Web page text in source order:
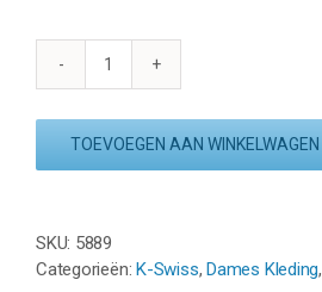
K
POLO
PETAL
aantal
TOEVOEGEN AAN WINKELWAGEN
SKU: 5889
Categorieën:K-Swiss,Dames Kleding,